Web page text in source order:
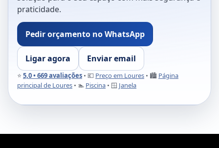
praticidade.
Pedir orçamento no WhatsApp
Ligar agora Enviar email
⭐ 5,0 • 669 avaliações • 💶 Preço em Loures • 🏙️ Página
principal de Loures • 🏊 Piscina • 🪟 Janela